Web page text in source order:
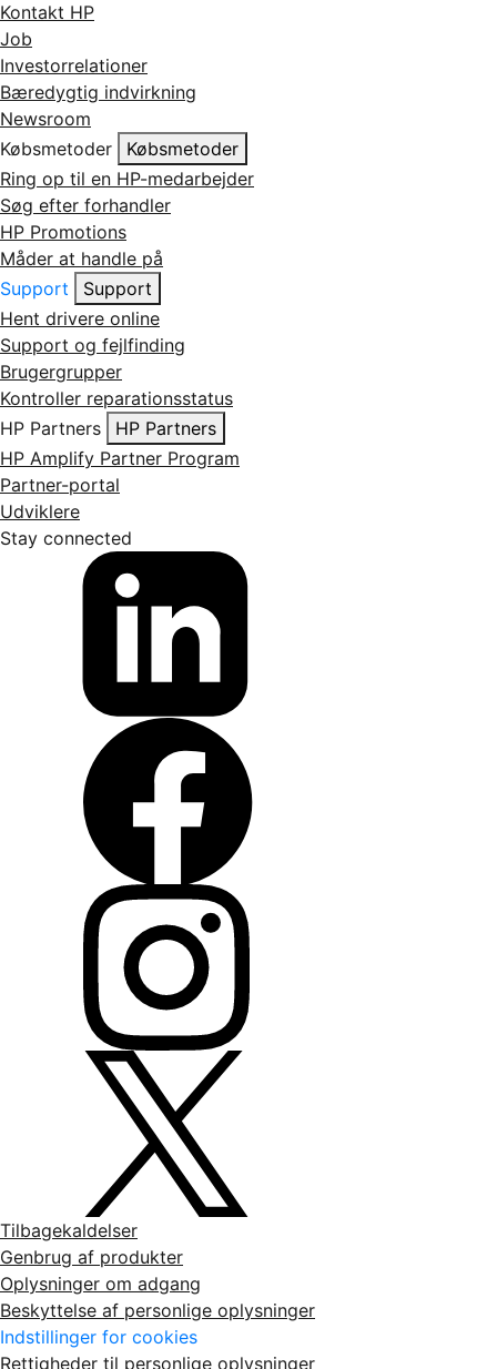
Kontakt HP
Job
Investorrelationer
Bæredygtig indvirkning
Newsroom
Købsmetoder
Købsmetoder
Ring op til en HP-medarbejder
Søg efter forhandler
HP Promotions
Måder at handle på
Support
Support
Hent drivere online
Support og fejlfinding
Brugergrupper
Kontroller reparationsstatus
HP Partners
HP Partners
HP Amplify Partner Program
Partner-portal
Udviklere
Stay connected
Tilbagekaldelser
Genbrug af produkter
Oplysninger om adgang
Beskyttelse af personlige oplysninger
Indstillinger for cookies
Rettigheder til personlige oplysninger